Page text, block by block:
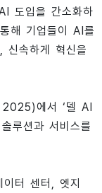
도입을 간소화하
해 기업들이 AI를
신속하게 혁신을
에서 ‘델 AI
루션과 서비스를
터 센터, 엣지